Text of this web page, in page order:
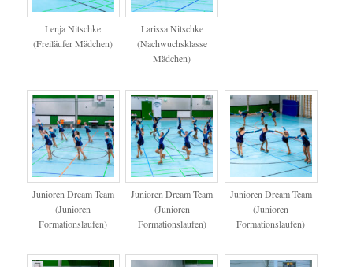
Lenja Nitschke
(Freiläufer Mädchen)
Larissa Nitschke
(Nachwuchsklasse
Mädchen)
Junioren Dream Team
(Junioren
Formationslaufen)
Junioren Dream Team
(Junioren
Formationslaufen)
Junioren Dream Team
(Junioren
Formationslaufen)